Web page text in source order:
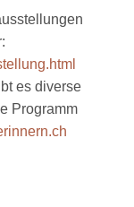
es diverse
Programm